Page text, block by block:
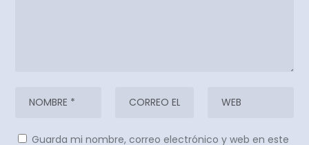
Guarda mi nombre, correo electrónico y web en este